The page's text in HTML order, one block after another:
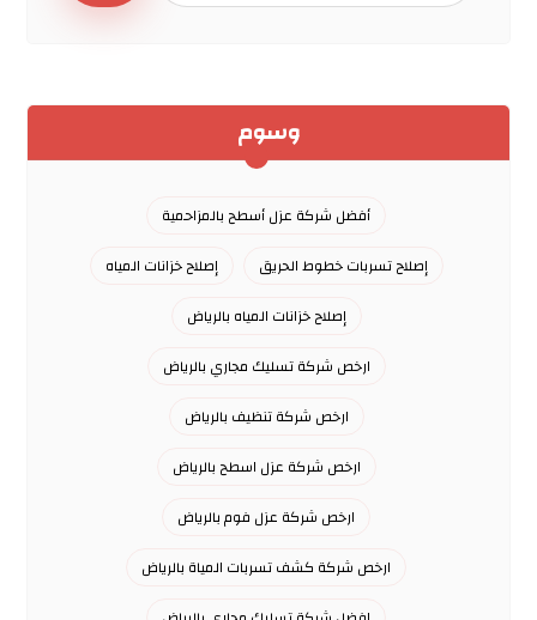
وسوم
أفضل شركة عزل أسطح بالمزاحمية
إصلاح تسربات خطوط الحريق
إصلاح خزانات المياه
إصلاح خزانات المياه بالرياض
ارخص شركة تسليك مجاري بالرياض
ارخص شركة تنظيف بالرياض
ارخص شركة عزل اسطح بالرياض
ارخص شركة عزل فوم بالرياض
ارخص شركة كشف تسربات المياة بالرياض